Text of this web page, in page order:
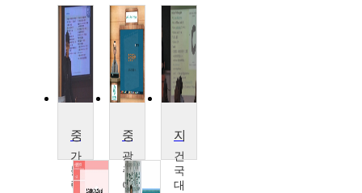
가
톨
릭
광
주
여
건
국
대